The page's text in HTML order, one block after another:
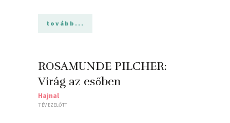
tovább...
ROSAMUNDE PILCHER:
Virág az esőben
Hajnal
7 ÉV EZELŐTT